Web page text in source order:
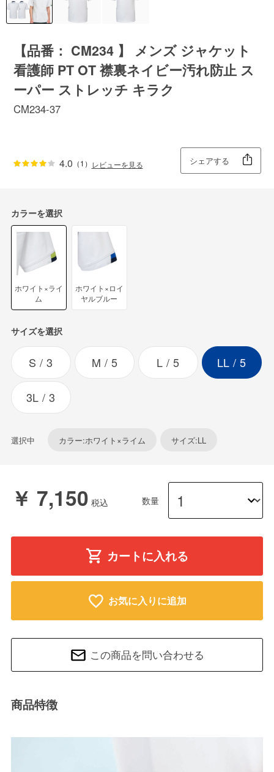
【品番： CM234 】 メンズ ジャケット
看護師 PT OT 襟裏ネイビー汚れ防止 ス
ーパー ストレッチ キラク
CM234-37
4.0 （1） レビューを見る シェアする
カラーを選択
ホワイト×ライ
ム
ホワイト×ロイ
ヤルブルー
サイズを選択
S 3 M 5 L 5 LL 5
3L 3
選択中 カラー:ホワイト×ライム サイズ:LL
￥ 7,150 数量
カートに入れる
お気に入りに追加
この商品を問い合わせる
商品特徴